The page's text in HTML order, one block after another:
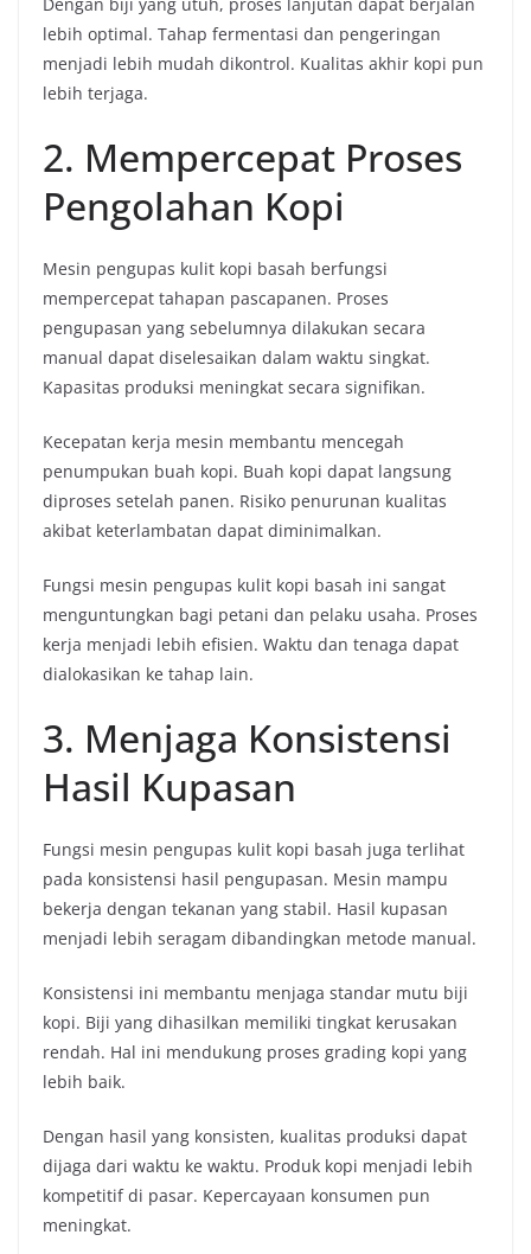
lebih optimal. Tahap fermentasi dan pengeringan
menjadi lebih mudah dikontrol. Kualitas akhir kopi pun
lebih terjaga.
2. Mempercepat Proses
Pengolahan Kopi
Mesin pengupas kulit kopi basah berfungsi
mempercepat tahapan pascapanen. Proses
pengupasan yang sebelumnya dilakukan secara
manual dapat diselesaikan dalam waktu singkat.
Kapasitas produksi meningkat secara signifikan.
Kecepatan kerja mesin membantu mencegah
penumpukan buah kopi. Buah kopi dapat langsung
diproses setelah panen. Risiko penurunan kualitas
akibat keterlambatan dapat diminimalkan.
Fungsi mesin pengupas kulit kopi basah ini sangat
menguntungkan bagi petani dan pelaku usaha. Proses
kerja menjadi lebih efisien. Waktu dan tenaga dapat
dialokasikan ke tahap lain.
3. Menjaga Konsistensi
Hasil Kupasan
Fungsi mesin pengupas kulit kopi basah juga terlihat
pada konsistensi hasil pengupasan. Mesin mampu
bekerja dengan tekanan yang stabil. Hasil kupasan
menjadi lebih seragam dibandingkan metode manual.
Konsistensi ini membantu menjaga standar mutu biji
kopi. Biji yang dihasilkan memiliki tingkat kerusakan
rendah. Hal ini mendukung proses grading kopi yang
lebih baik.
Dengan hasil yang konsisten, kualitas produksi dapat
dijaga dari waktu ke waktu. Produk kopi menjadi lebih
kompetitif di pasar. Kepercayaan konsumen pun
meningkat.